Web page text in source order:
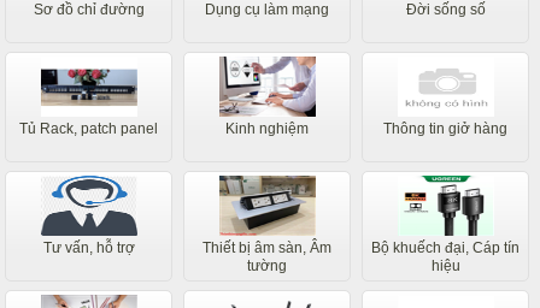
Sơ đồ chỉ đường Dụng cụ làm mạng Đời sống số
Tủ Rack, patch panel Kinh nghiệm Thông tin giở hàng
Tư vấn, hỗ trợ
Thiết bị âm sàn, Âm
tường
Bộ khuếch đại, Cáp tín
hiệu